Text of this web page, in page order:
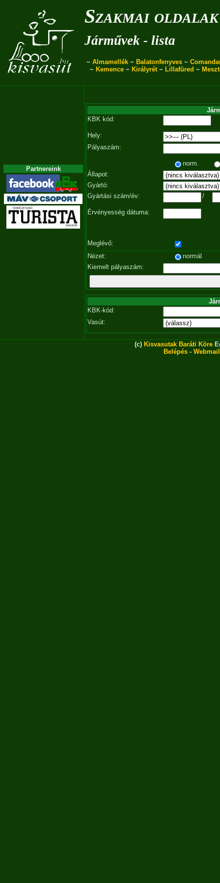
Szakmai oldalak
Járművek - lista
~ Almamellék ~ Balatonfenyves ~
~ Kemence~ Királyrét~ Lillafüred ~
Partnereink
KBK kód:
Hely:
Pályaszám:
norm.
Állapot:
Gyártó:
Gyártási szám/év:
/
Érvényesség dátuma:
Meglévő:
Nézet:
normál
Kiemelt pályaszám:
KBK-kód:
Vasút:
(c) Kisvasutak Baráti Köre
Belépés - Webmail